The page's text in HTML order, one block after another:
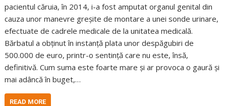
pacientul căruia, în 2014, i-a fost amputat organul genital din
cauza unor manevre greșite de montare a unei sonde urinare,
efectuate de cadrele medicale de la unitatea medicală.
Bărbatul a obținut în instanță plata unor despăgubiri de
500.000 de euro, printr-o sentință care nu este, însă,
definitivă. Cum suma este foarte mare și ar provoca o gaură și
mai adâncă în buget,…
READ MORE